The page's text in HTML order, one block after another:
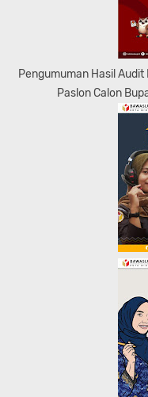
Pengumuman Hasil
Paslon Calon